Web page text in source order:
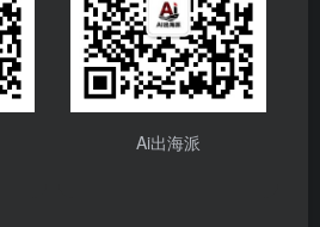
Ai出海派